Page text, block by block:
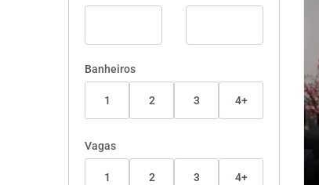
Banheiros
1 2 3 4+
Vagas
1 2 3 4+